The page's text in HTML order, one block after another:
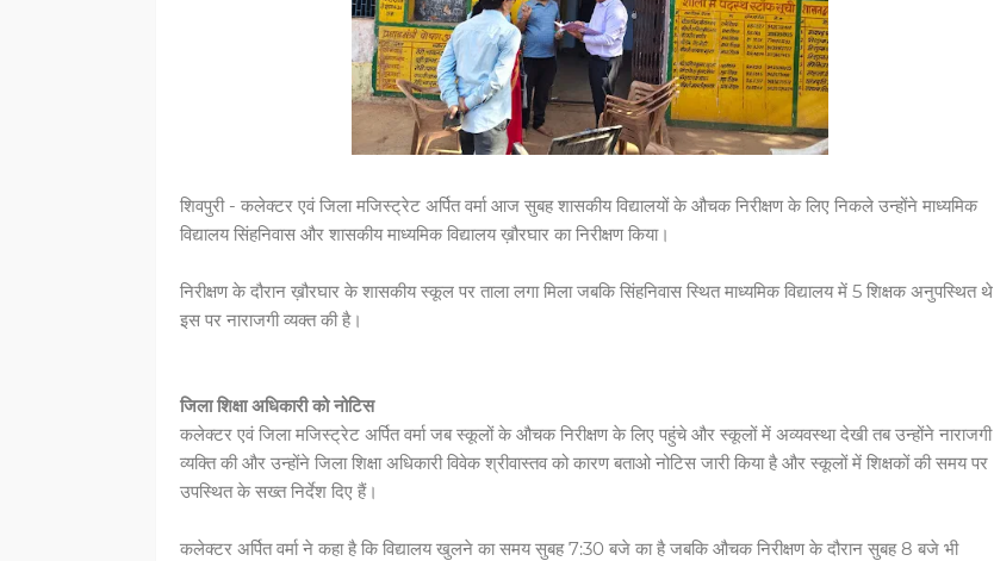
शिवपुरी - कलेक्टर एवं जिला मजिस्ट्रेट अर्पित वर्मा आज सुबह शासकीय विद्यालयों के औचक निरीक्षण के लिए निकले उन्होंने माध्यमिक
विद्यालय सिंहनिवास और शासकीय माध्यमिक विद्यालय ख़ौरघार का निरीक्षण किया।
निरीक्षण के दौरान ख़ौरघार के शासकीय स्कूल पर ताला लगा मिला जबकि सिंहनिवास स्थित माध्यमिक विद्यालय में 5 शिक्षक अनुपस्थित थे
इस पर नाराजगी व्यक्त की है।
जिला शिक्षा अधिकारी को नोटिस
कलेक्टर एवं जिला मजिस्ट्रेट अर्पित वर्मा जब स्कूलों के औचक निरीक्षण के लिए पहुंचे और स्कूलों में अव्यवस्था देखी तब उन्होंने नाराजगी
व्यक्ति की और उन्होंने जिला शिक्षा अधिकारी विवेक श्रीवास्तव को कारण बताओ नोटिस जारी किया है और स्कूलों में शिक्षकों की समय पर
उपस्थित के सख्त निर्देश दिए हैं।
कलेक्टर अर्पित वर्मा ने कहा है कि विद्यालय खुलने का समय सुबह 7:30 बजे का है जबकि औचक निरीक्षण के दौरान सुबह 8 बजे भी